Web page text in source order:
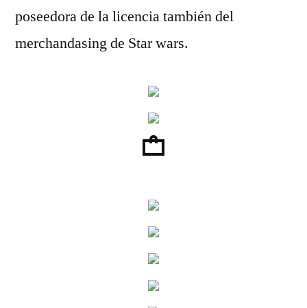
poseedora de la licencia también del
merchandasing de Star wars.